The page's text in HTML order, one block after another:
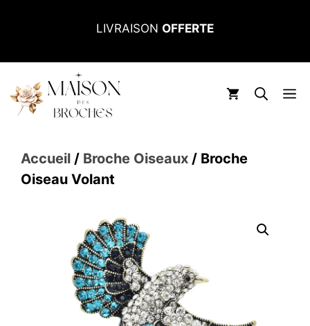
LIVRAISON OFFERTE
Accueil / Broche Oiseaux / Broche
Oiseau Volant